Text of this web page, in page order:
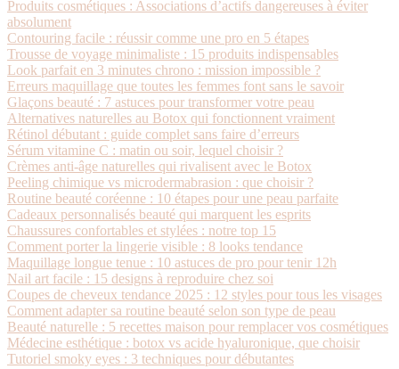
Produits cosmétiques : Associations d’actifs dangereuses à éviter
absolument
Contouring facile : réussir comme une pro en 5 étapes
Trousse de voyage minimaliste : 15 produits indispensables
Look parfait en 3 minutes chrono : mission impossible ?
Erreurs maquillage que toutes les femmes font sans le savoir
Glaçons beauté : 7 astuces pour transformer votre peau
Alternatives naturelles au Botox qui fonctionnent vraiment
Rétinol débutant : guide complet sans faire d’erreurs
Sérum vitamine C : matin ou soir, lequel choisir ?
Crèmes anti-âge naturelles qui rivalisent avec le Botox
Peeling chimique vs microdermabrasion : que choisir ?
Routine beauté coréenne : 10 étapes pour une peau parfaite
Cadeaux personnalisés beauté qui marquent les esprits
Chaussures confortables et stylées : notre top 15
Comment porter la lingerie visible : 8 looks tendance
Maquillage longue tenue : 10 astuces de pro pour tenir 12h
Nail art facile : 15 designs à reproduire chez soi
Coupes de cheveux tendance 2025 : 12 styles pour tous les visages
Comment adapter sa routine beauté selon son type de peau
Beauté naturelle : 5 recettes maison pour remplacer vos cosmétiques
Médecine esthétique : botox vs acide hyaluronique, que choisir
Tutoriel smoky eyes : 3 techniques pour débutantes